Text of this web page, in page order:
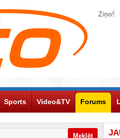
Ziņo!
Sports Video&TV Forums